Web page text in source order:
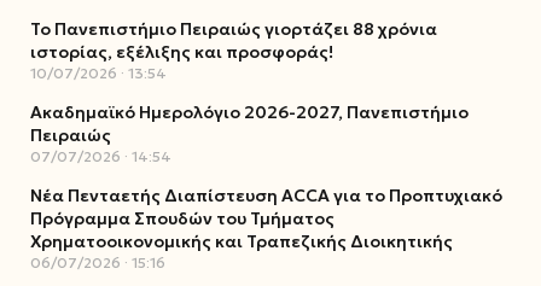
Το Πανεπιστήμιο Πειραιώς γιορτάζει 88 χρόνια
ιστορίας, εξέλιξης και προσφοράς!
10/07/2026 13:54
Ακαδημαϊκό Ημερολόγιο 2026-2027, Πανεπιστήμιο
Πειραιώς
07/07/2026 14:54
Νέα Πενταετής Διαπίστευση ACCA για το Προπτυχιακό
Πρόγραμμα Σπουδών του Τμήματος
Χρηματοοικονομικής και Τραπεζικής Διοικητικής
06/07/2026 15:16